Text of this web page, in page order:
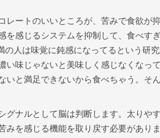
レートのいいところが、苦みで食欲が
を感じるシステムを抑制して、食べす
の人は味覚に鈍感になってるという研
い味じゃないと美味しく感じなくなっ
いと満足できないから食べちゃう。そ
グナルとして脳は判断します。太りや
みを感じる機能を取り戻す必要があり